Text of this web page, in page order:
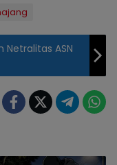
Netralitas ASN